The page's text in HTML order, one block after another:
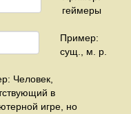
геймеры
Пример:
сущ., м. р.
Человек,
в
игре, но